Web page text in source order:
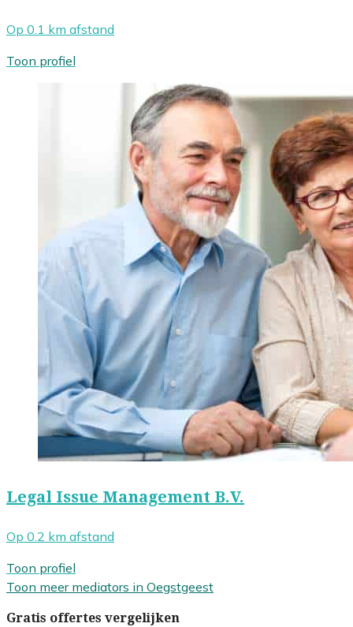
Op 0.1 km afstand
Toon profiel
Legal Issue Management B.V.
Op 0.2 km afstand
Toon profiel
Toon meer mediators in Oegstgeest
Gratis offertes vergelijken